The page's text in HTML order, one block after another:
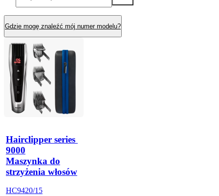
Gdzie mogę znaleźć mój numer modelu?
Hairclipper series
9000
Maszynka do
strzyżenia włosów
HC9420/15